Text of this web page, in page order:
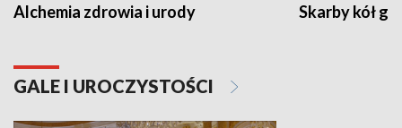
Alchemia zdrowia i urody Skarby kół
GALE I UROCZYSTOŚCI